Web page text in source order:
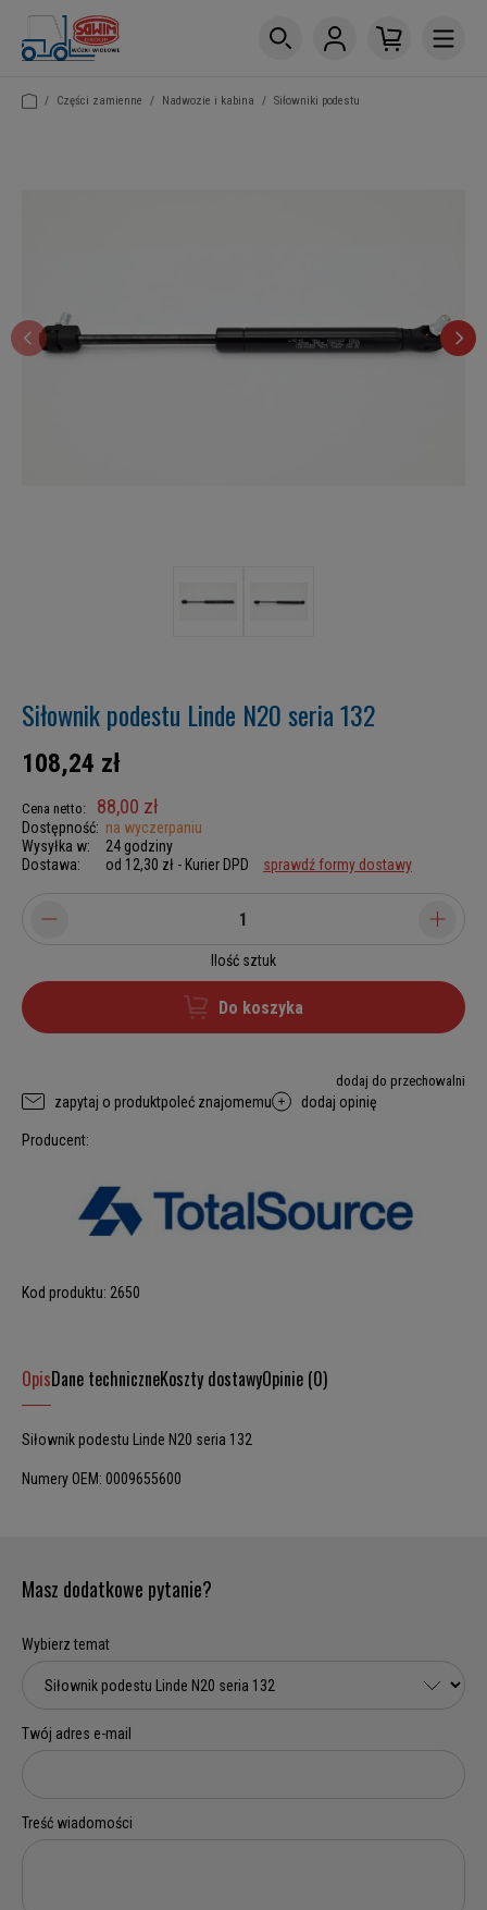
/ Części zamienne / Nadwozie i kabina / Siłowniki podestu
Siłownik podestu Linde N20 seria 132
108,24 zł
Cena netto: 88,00 zł
Dostępność: na wyczerpaniu
Wysyłka w:
24 godziny
Dostawa:
od 12,30 zł - Kurier DPD sprawdź formy dostawy
Ilość sztuk
Do koszyka
dodaj do przechowalni
zapytaj o produktpoleć znajomemu dodaj opinię
Producent:
Kod produktu: 2650
OpisDane techniczneKoszty dostawyOpinie (0)
Siłownik podestu Linde N20 seria 132
Numery OEM: 0009655600
Masz dodatkowe pytanie?